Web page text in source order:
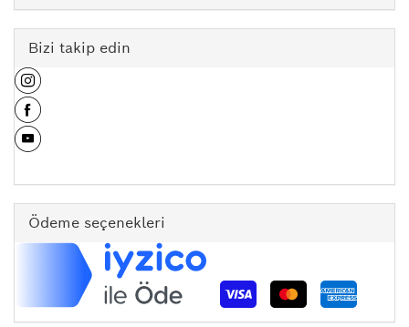
Bizi takip edin
Ödeme seçenekleri